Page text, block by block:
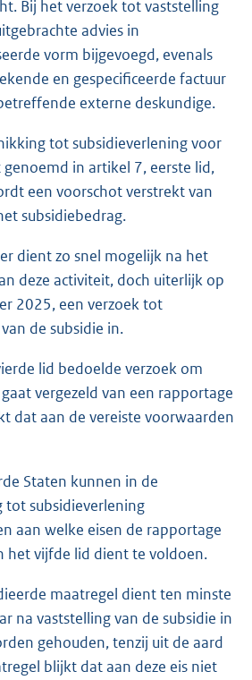
Bij het verzoek tot vaststelling
advies in
vorm bijgevoegd, evenals
en gespecificeerde factuur
externe deskundige.
tot subsidieverlening voor
in artikel 7, eerste lid,
een voorschot verstrekt van
subsidiebedrag.
dient zo snel mogelijk na het
deze activiteit, doch uiterlijk op
2025, een verzoek tot
de subsidie in.
lid bedoelde verzoek om
vergezeld van een rapportage
dat aan de vereiste voorwaarden
Staten kunnen in de
tot subsidieverlening
aan welke eisen de rapportage
het vijfde lid dient te voldoen.
maatregel dient ten minste
na vaststelling van de subsidie in
gehouden, tenzij uit de aard
blijkt dat aan deze eis niet